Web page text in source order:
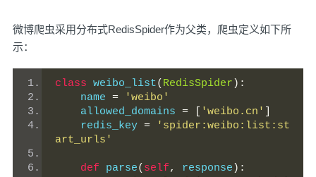
微博爬虫采用分布式RedisSpider作为父类，爬虫定义如下所
示：
class weibo_list( RedisSpider ):
name =
'weibo'
allowed_domains = 'weibo.cn'
redis_key =
'spider:weibo:list:st
art_urls'
def parse( self, response ):